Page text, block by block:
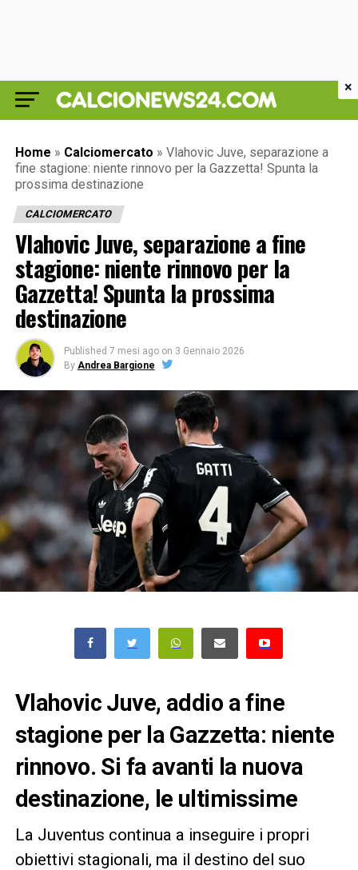
Home » Calciomercato » Vlahovic Juve, separazione a
fine stagione: niente rinnovo per la Gazzetta! Spunta la
prossima destinazione
CALCIOMERCATO
Vlahovic Juve, separazione a fine
stagione: niente rinnovo per la
Gazzetta! Spunta la prossima
destinazione
Published 7 mesi ago on 3 Gennaio 2026
By Andrea Bargione
Vlahovic Juve, addio a fine
stagione per la Gazzetta: niente
rinnovo. Si fa avanti la nuova
destinazione, le ultimissime
La Juventus continua a inseguire i propri
obiettivi stagionali, ma il destino del suo
×